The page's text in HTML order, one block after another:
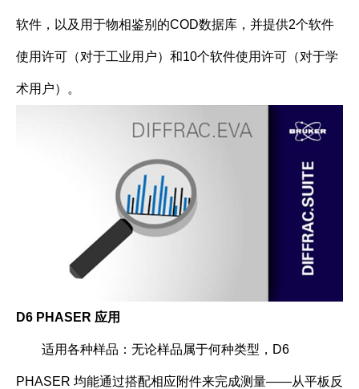
软件，以及用于物相鉴别的COD数据库，并提供2个软件
使用许可（对于工业用户）和10个软件使用许可（对于学
术用户）。
D6 PHASER 应用
适用各种样品：无论样品属于何种类型，D6
PHASER 均能通过搭配相应附件来完成测量——从平板反